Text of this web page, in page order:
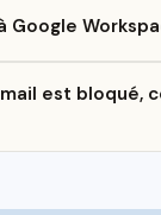
Google
est bloqué,